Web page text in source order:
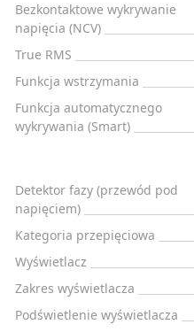
Bezkontaktowe wykrywanie
napięcia (NCV)
True RMS
Funkcja wstrzymania
Funkcja automatycznego
wykrywania (Smart)
Detektor fazy (przewód pod
napięciem)
Kategoria przepięciowa
Wyświetlacz
Zakres wyświetlacza
Podświetlenie wyświetlacza